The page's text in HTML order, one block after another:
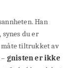
Han
synes du er
måte tiltrukket av
gnisten er ikke